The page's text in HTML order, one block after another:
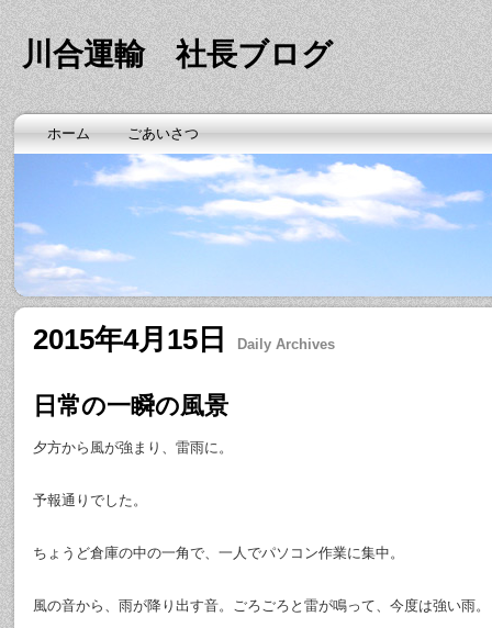
川合運輸 社長ブログ
ホーム ごあいさつ
2015年4月15日 Daily Archives
日常の一瞬の風景
夕方から風が強まり、雷雨に。
予報通りでした。
ちょうど倉庫の中の一角で、一人でパソコン作業に集中。
風の音から、雨が降り出す音。ごろごろと雷が鳴って、今度は強い雨。